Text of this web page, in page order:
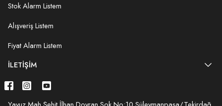
Stok Alarm Listem
Alışveriş Listem
Fiyat Alarm Listem
İLETIŞIM